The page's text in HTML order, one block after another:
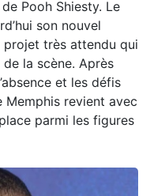
Pooh Shiesty. Le
son nouvel
projet très attendu qui
la scène. Après
et les défis
Memphis revient avec
parmi les figures